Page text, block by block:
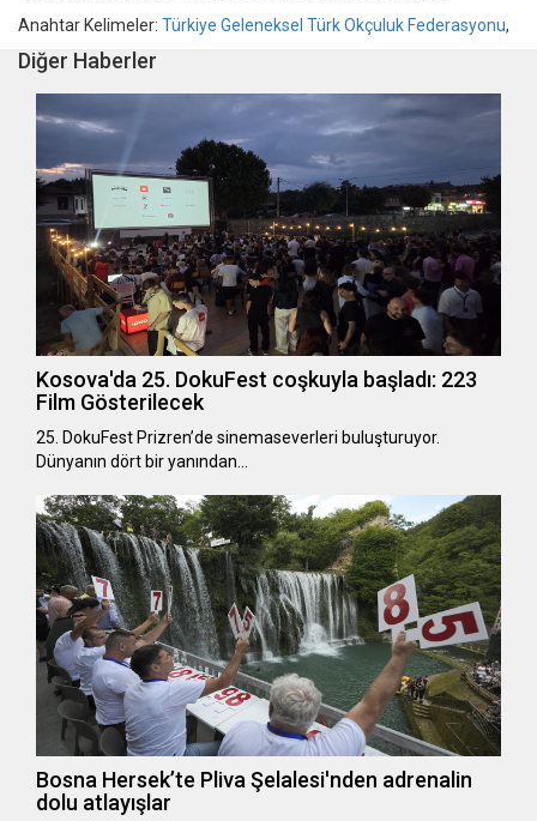
Anahtar Kelimeler: Türkiye Geleneksel Türk Okçuluk Federasyonu,
Diğer Haberler
Kosova'da 25. DokuFest coşkuyla başladı: 223
Film Gösterilecek
25. DokuFest Prizren’de sinemaseverleri buluşturuyor.
Dünyanın dört bir yanından…
Bosna Hersek’te Pliva Şelalesi'nden adrenalin
dolu atlayışlar